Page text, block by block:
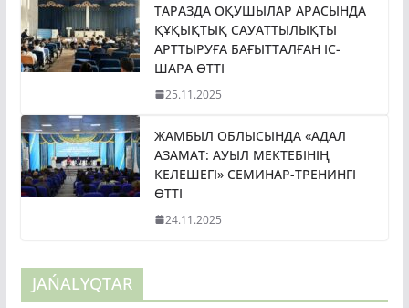
ТАРАЗДА ОҚУШЫЛАР АРАСЫНДА
ҚҰҚЫҚТЫҚ САУАТТЫЛЫҚТЫ
АРТТЫРУҒА БАҒЫТТАЛҒАН ІС-
ШАРА ӨТТІ
25.11.2025
ЖАМБЫЛ ОБЛЫСЫНДА «АДАЛ
АЗАМАТ: АУЫЛ МЕКТЕБІНІҢ
КЕЛЕШЕГІ» СЕМИНАР-ТРЕНИНГІ
ӨТТІ
24.11.2025
JAŃALYQTAR